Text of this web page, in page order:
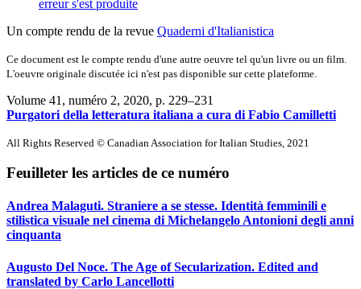
erreur s'est produite
Un compte rendu de la revue Quaderni d'Italianistica
Ce document est le compte rendu d'une autre oeuvre tel qu'un livre ou un film.
L'oeuvre originale discutée ici n'est pas disponible sur cette plateforme.
Volume 41, numéro 2, 2020, p. 229–231
Purgatori della letteratura italiana a cura di Fabio Camilletti
All Rights Reserved © Canadian Association for Italian Studies, 2021
Feuilleter les articles de ce numéro
Andrea Malaguti. Straniere a se stesse. Identità femminili e
stilistica visuale nel cinema di Michelangelo Antonioni degli anni
cinquanta
Augusto Del Noce. The Age of Secularization. Edited and
translated by Carlo Lancellotti